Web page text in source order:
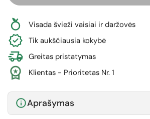
Visada švieži vaisiai ir daržovės
Tik aukščiausia kokybė
Greitas pristatymas
Klientas - Prioritetas Nr. 1
Aprašymas